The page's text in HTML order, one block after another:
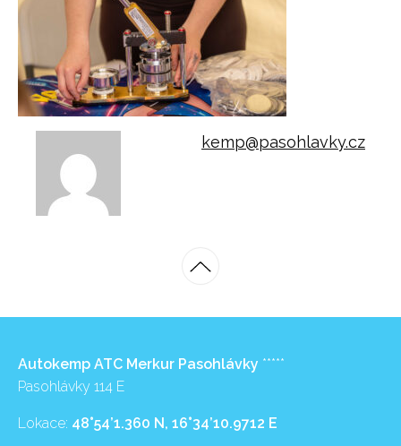
kemp@pasohlavky.cz
Autokemp ATC Merkur Pasohlávky *****
Pasohlávky 114 E
Lokace: 48°54’1.360 N, 16°34’10.9712 E